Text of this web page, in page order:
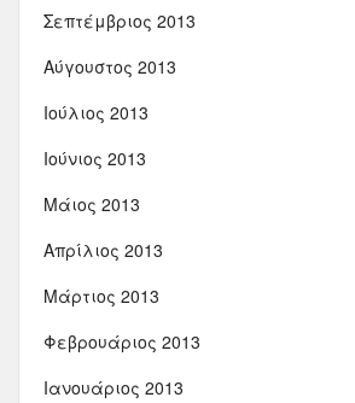
Σεπτέμβριος 2013
Αύγουστος 2013
Ιούλιος 2013
Ιούνιος 2013
Μάιος 2013
Απρίλιος 2013
Μάρτιος 2013
Φεβρουάριος 2013
Ιανουάριος 2013